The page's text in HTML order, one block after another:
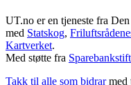
UT.no er en tjeneste fra
med Statskog,
Kartverket.
Med støtte fra
Takk til alle som bidrar med